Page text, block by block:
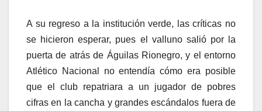
A su regreso a la institución verde, las críticas no
se hicieron esperar, pues el valluno salió por la
puerta de atrás de Águilas Rionegro, y el entorno
Atlético Nacional no entendía cómo era posible
que el club repatriara a un jugador de pobres
cifras en la cancha y grandes escándalos fuera de